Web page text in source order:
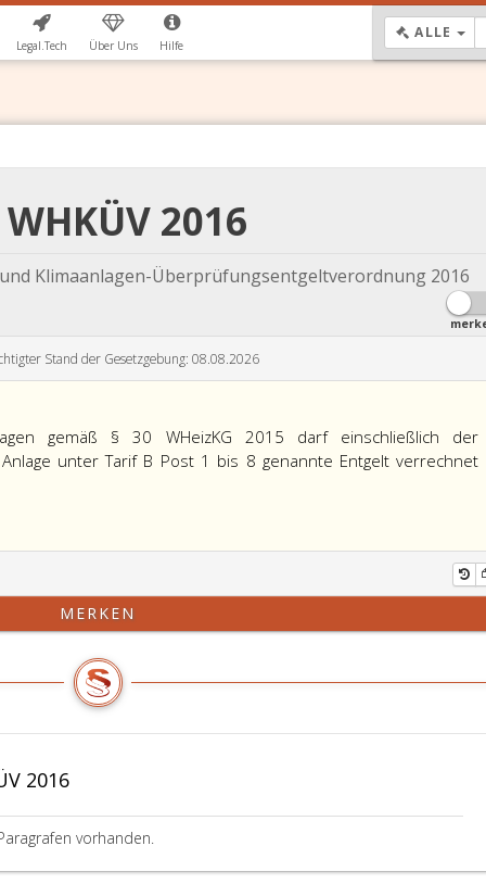
Legal.Tech Über Uns Hilfe
ALLE
WHKÜV 2016
Klimaanlagen-Überprüfungsentgeltverordnung 2016
Stand der Gesetzgebung: 08.08.2026
gemäß § 30 WHeizKG 2015 darf einschließlich der
unter Tarif B Post 1 bis 8 genannte Entgelt verrechnet
MERKEN
2016
vorhanden.